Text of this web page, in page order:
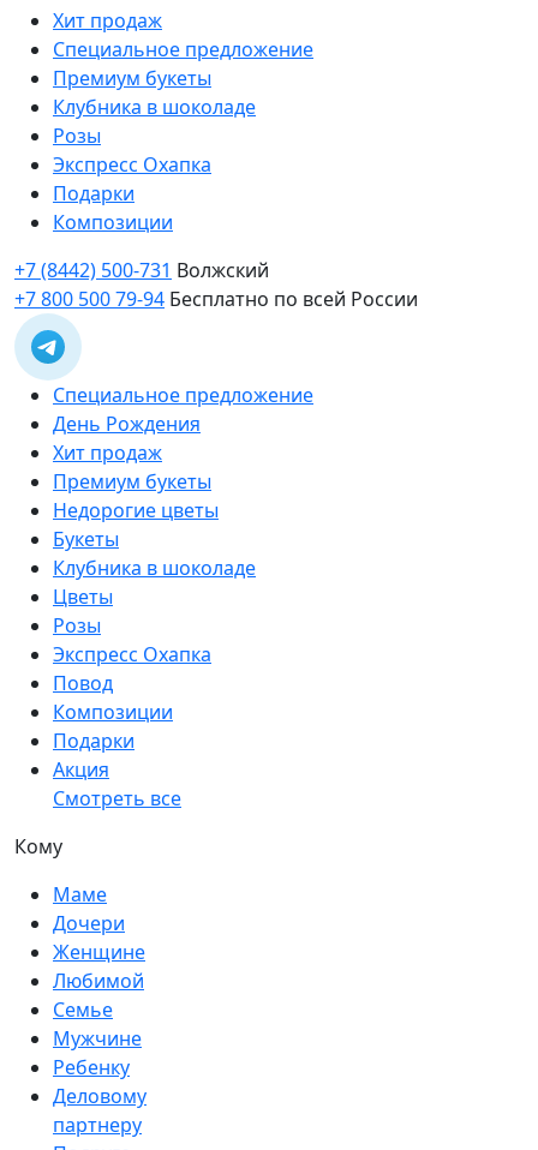
Хит продаж
Специальное предложение
Премиум букеты
Клубника в шоколаде
Розы
Экспресс Охапка
Подарки
Композиции
+7 (8442) 500-731 Волжский
+7 800 500 79-94 Бесплатно по всей России
Специальное предложение
День Рождения
Хит продаж
Премиум букеты
Недорогие цветы
Букеты
Клубника в шоколаде
Цветы
Розы
Экспресс Охапка
Повод
Композиции
Подарки
Акция
Смотреть все
Кому
Маме
Дочери
Женщине
Любимой
Семье
Мужчине
Ребенку
Деловому
партнеру